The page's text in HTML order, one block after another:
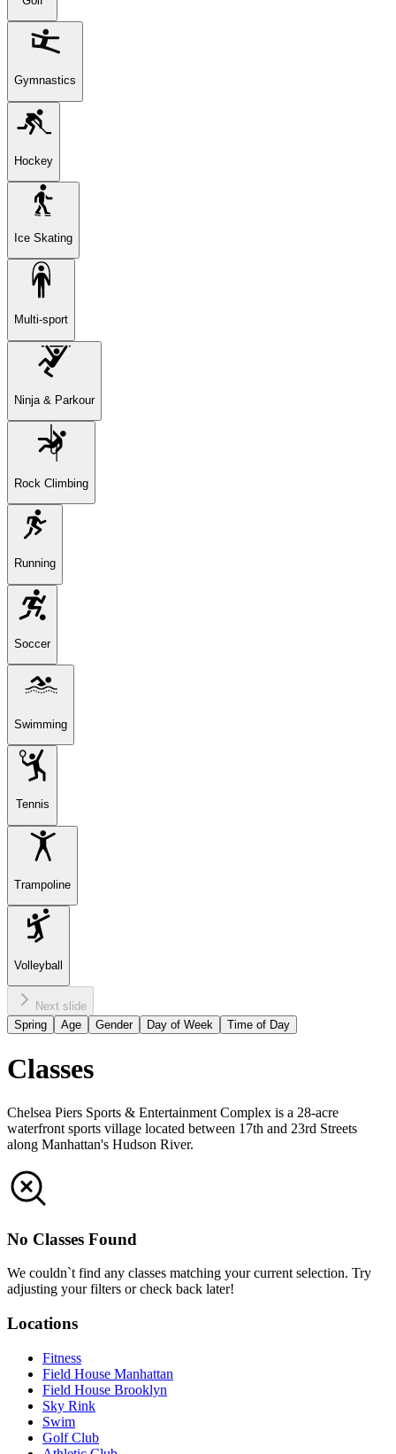
Gymnastics
Hockey
Ice Skating
Multi-sport
Ninja & Parkour
Rock Climbing
Running
Soccer
Swimming
Tennis
Trampoline
Volleyball
Next slide
Spring
Age Gender Day of Week Time of Day
Classes​​​​‌ ‍ ​‍​‍‌‍ ‌ ​‍‌‍‍‌‌‍‌ ‌‍‍‌‌‍ ‍​‍​‍​ ‍‍​‍​‍‌ ​ ‌‍​‌‌‍ ‍‌‍‍‌‌ ‌​‌ ‍‌​‍ ‍‌‍‍‌‌‍ ​‍​‍​‍ ​​‍​‍‌‍‍​‌ ​‍‌‍‌‌‌‍‌‍​‍​‍​ ‍‍​‍​‍‌‍‍​‌ ‌​‌ ‌​‌ ​​‌ ​ ​ ‍‍​‍ ​‍ ‌‍​ ‌‍‍​‌‍‌‌‌‍ ​‌ ​ ‌‍‌‌‌‍​‌‌ ​​‌‍‍‌‌‍‌‌‌ ​‍‌ ​ ​‍ ‍‌ ​ ‌‍​‌‌‍ ‍‌‍‍‌‌ ‌​‌ ‍‌​‍ ‍‌ ​ ‌ ‌​‌ ‌‌‌‍‌​‌‍‍‌‌‍ ​‍ ‌‍‍‌‌‍ ‍‌ ‌​‌‍‌‌‌‍ ‍‌ ‌​​‍ ‌‍‌‌‌‍‌​‌‍‍‌‌ ‌​​‍ ‌‍ ‌‌‍ ‌‍‌​‌‍‌‌​ ‌‌ ​​‌ ​‍‌‍‌‌‌ ​ ‌‍‌‌‌‍ ‍‌ ‌​‌‍​‌‌ ‌​‌‍‍‌‌‍ ‌‍ ‍​ ‍ ‌‍‍‌‌‍‌​​ ‌‌‍​ ‌‍ ​‌‍​‌‌ ​ ‌ ​ ‌‍‌‌‌ ​ ‌​‍‌‌‍ ‍‌‍‌​‌‍‌‌‌ ‍​​‍ ‌‌‍​ ‌‍‌​‌‍‌‍​ ‌​‌‍‌‌‌‍‌‌​ ​ ​ ‍​​‍ ‌​ ‌ ​ ‍‌‌‍‌‍​ ‌‍​‍ ‌​ ‌​​ ​‌​ ‌​​ ​​​‍ ‌‌‍​‍‌‍‌​​ ​‍‌‍‌‍​‍ ‌​ ‍‌​ ​‌​ ‌‍​ ​ ​ ​‍‌‍‌​​ ‌ ‌‍‌​‌‍‌‍‌‍‌‌‌‍‌‍‌‍​‌​ ‍ ‌ ‌​‌ ‍‌‌ ​​‌‍‌‌​ ‌‌‍​ ‌‍ ​‌‍​‌‌ ​ ‌ ​ ‌‍‌‌‌ ​ ‌​‍‌‌‍ ‍‌‍‌​‌‍‌‌‌ ‍​​ ‍ ‌ ​​‌‍​‌‌ ‌​‌‍‍​​ ‌‌ ‌​‌‍‍‌‌ ‌​‌‍ ​‌‍‌‌​ ‌‍​‍‌‍​‌‌ ​ ‌‍‌‌‌‌‌‌‌ ​‍‌‍ ​​ ‌‌‍‍​‌ ‌​‌ ‌​‌ ​​‌ ​ ​‍‌‌​ ​ ‌​​‌​‍‌‌​ ​‍‌​‌‍​‍‌‌​ ​‍‌​‌‍‌‍​ ‌‍‍​‌‍‌‌‌‍ ​‌ ​ ‌‍‌‌‌‍​‌‌ ​​‌‍‍‌‌‍‌‌‌ ​‍‌ ​ ​‍ ‍‌ ​ ‌‍​‌‌‍ ‍‌‍‍‌‌ ‌​‌ ‍‌​‍ ‍‌ ​ ‌ ‌​‌ ‌‌‌‍‌​‌‍‍‌‌‍ ​‍‌‍‌‍‍‌‌‍‌​​ ‌‌‍​ ‌‍ ​‌‍​‌‌ ​ ‌ ​ ‌‍‌‌‌ ​ ‌​‍‌‌‍ ‍‌‍‌​‌‍‌‌‌ ‍​​‍ ‌‌‍​ ‌‍‌​‌‍‌‍​ ‌​‌‍‌‌‌‍‌‌​ ​ ​ ‍​​‍ ‌​ ‌ ​ ‍‌‌‍‌‍​ ‌‍​‍ ‌​ ‌​​ ​‌​ ‌​​ ​​​‍ ‌‌‍​‍‌‍‌​​ ​‍‌‍‌‍​‍ ‌​ ‍‌​ ​‌​ ‌‍​ ​ ​ ​‍‌‍‌​​ ‌ ‌‍‌​‌‍‌‍‌‍‌‌‌‍‌‍‌‍​‌​‍‌‍‌ ‌​‌ ‍‌‌ ​​‌‍‌‌​ ‌‌‍​ ‌‍ ​‌‍​‌‌ ​ ‌ ​ ‌‍‌‌‌ ​ ‌​‍‌‌‍ ‍‌‍‌​‌‍‌‌‌ ‍​​‍‌‍‌ ​​‌‍​‌‌ ‌​‌‍‍​​ ‌‌ ‌​‌‍‍‌‌ ‌​‌‍ ​‌‍‌‌​‍‌‍‌ ​​‌‍‌‌‌ ​‍‌ ​ ‌ ​​‌‍‌‌‌‍​ ‌ ‌​‌‍‍‌‌ ‌‍‌‍‌‌​ ‌‌ ​​‌ ‌‌‌‍​‍‌‍ ​‌‍‍‌‌ ​ ‌‍‍​‌‍‌‌‌‍‌​​‍​‍‌ ‌
Chelsea Piers Sports & Entertainment Complex is a 28-acre
waterfront sports village located between 17th and 23rd Streets
along Manhattan's Hudson River. ​​​​‌ ‍ ​‍​‍‌‍ ‌ ​‍‌‍‍‌‌‍‌ ‌‍‍‌‌‍ ‍​‍​‍​ ‍‍​‍​‍‌ ​ ‌‍​‌‌‍ ‍‌‍‍‌‌ ‌​‌ ‍‌​‍ ‍‌‍‍‌‌‍ ​‍​‍​‍ ​​‍​‍‌‍‍​‌ ​‍‌‍‌‌‌‍‌‍​‍​‍​ ‍‍​‍​‍‌‍‍​‌ ‌​‌ ‌​‌ ​​‌ ​ ​ ‍‍​‍ ​‍ ‌‍​ ‌‍‍​‌‍‌‌‌‍ ​‌ ​ ‌‍‌‌‌‍​‌‌ ​​‌‍‍‌‌‍‌‌‌ ​‍‌ ​ ​‍ ‍‌ ​ ‌‍​‌‌‍ ‍‌‍‍‌‌ ‌​‌ ‍‌​‍ ‍‌ ​ ‌ ‌​‌ ‌‌‌‍‌​‌‍‍‌‌‍ ​‍ ‌‍‍‌‌‍ ‍‌ ‌​‌‍‌‌‌‍ ‍‌ ‌​​‍ ‌‍‌‌‌‍‌​‌‍‍‌‌ ‌​​‍ ‌‍ ‌‌‍ ‌‍‌​‌‍‌‌​ ‌‌ ​​‌ ​‍‌‍‌‌‌ ​ ‌‍‌‌‌‍ ‍‌ ‌​‌‍​‌‌ ‌​‌‍‍‌‌‍ ‌‍ ‍​ ‍ ‌‍‍‌‌‍‌​​ ‌‌‍​ ‌‍‌​‌‍‌‍​ ‌​‌‍‌‌‌‍‌‌​ ​ ​ ‍​​‍ ‌​ ‌ ​ ‍‌‌‍‌‍​ ‌‍​‍ ‌​ ‌​​ ​‌​ ‌​​ ​​​‍ ‌‌‍​‍‌‍‌​​ ​‍‌‍‌‍​‍ ‌​ ‍‌​ ​‌​ ‌‍​ ​ ​ ​‍‌‍‌​​ ‌ ‌‍‌​‌‍‌‍‌‍‌‌‌‍‌‍‌‍​‌​ ‍ ‌ ‌​‌ ‍‌‌ ​​‌‍‌‌​ ‌‌ ‌‍‌‍‌‌‌‍ ‍‌ ‌‌‌‍‌‌​ ‍ ‌ ​​‌‍​‌‌ ‌​‌‍‍​​ ‌‌‍‌​‌‍‌‌‌ ​ ‌‍​ ‌ ​‍‌‍‍‌‌ ​​‌ ‌​‌‍‍‌‌‍ ‌‍ ‍​ ‌‍​‍‌‍​‌‌ ​ ‌‍‌‌‌‌‌‌‌ ​‍‌‍ ​​ ‌‌‍‍​‌ ‌​‌ ‌​‌ ​​‌ ​ ​‍‌‌​ ​ ‌​​‌​‍‌‌​ ​‍‌​‌‍​‍‌‌​ ​‍‌​‌‍‌‍​ ‌‍‍​‌‍‌‌‌‍ ​‌ ​ ‌‍‌‌‌‍​‌‌ ​​‌‍‍‌‌‍‌‌‌ ​‍‌ ​ ​‍ ‍‌ ​ ‌‍​‌‌‍ ‍‌‍‍‌‌ ‌​‌ ‍‌​‍ ‍‌ ​ ‌ ‌​‌ ‌‌‌‍‌​‌‍‍‌‌‍ ​‍‌‍‌‍‍‌‌‍‌​​ ‌‌‍​ ‌‍‌​‌‍‌‍​ ‌​‌‍‌‌‌‍‌‌​ ​ ​ ‍​​‍ ‌​ ‌ ​ ‍‌‌‍‌‍​ ‌‍​‍ ‌​ ‌​​ ​‌​ ‌​​ ​​​‍ ‌‌‍​‍‌‍‌​​ ​‍‌‍‌‍​‍ ‌​ ‍‌​ ​‌​ ‌‍​ ​ ​ ​‍‌‍‌​​ ‌ ‌‍‌​‌‍‌‍‌‍‌‌‌‍‌‍‌‍​‌​‍‌‍‌ ‌​‌ ‍‌‌ ​​‌‍‌‌​ ‌‌ ‌‍‌‍‌‌‌‍ ‍‌ ‌‌‌‍‌‌​‍‌‍‌ ​​‌‍​‌‌ ‌​‌‍‍​​ ‌‌‍‌​‌‍‌‌‌ ​ ‌‍​ ‌ ​‍‌‍‍‌‌ ​​‌ ‌​‌‍‍‌‌‍ ‌‍ ‍​‍‌‍‌ ​​‌‍‌‌‌ ​‍‌ ​ ‌ ​​‌‍‌‌‌‍​ ‌ ‌​‌‍‍‌‌ ‌‍‌‍‌‌​ ‌‌ ​​‌ ‌‌‌‍​‍‌‍ ​‌‍‍‌‌ ​ ‌‍‍​‌‍‌‌‌‍‌​​‍​‍‌ ‌
No Classes Found
We couldn`t find any classes matching your current selection. Try
adjusting your filters or check back later!
Locations​​​​‌ ‍ ​‍​‍‌‍ ‌ ​‍‌‍‍‌‌‍‌ ‌‍‍‌‌‍ ‍​‍​‍​ ‍‍​‍​‍‌ ​ ‌‍​‌‌‍ ‍‌‍‍‌‌ ‌​‌ ‍‌​‍ ‍‌‍‍‌‌‍ ​‍​‍​‍ ​​‍​‍‌‍‍​‌ ​‍‌‍‌‌‌‍‌‍​‍​‍​ ‍‍​‍​‍‌‍‍​‌ ‌​‌ ‌​‌ ​​‌ ​ ​ ‍‍​‍ ​‍ ‌‍​ ‌‍‍​‌‍‌‌‌‍ ​‌ ​ ‌‍‌‌‌‍​‌‌ ​​‌‍‍‌‌‍‌‌‌ ​‍‌ ​ ​‍ ‍‌ ​ ‌‍​‌‌‍ ‍‌‍‍‌‌ ‌​‌ ‍‌​‍ ‍‌ ​ ‌ ‌​‌ ‌‌‌‍‌​‌‍‍‌‌‍ ​‍ ‌‍‍‌‌‍ ‍‌ ‌​‌‍‌‌‌‍ ‍‌ ‌​​‍ ‌‍‌‌‌‍‌​‌‍‍‌‌ ‌​​‍ ‌‍ ‌‌‍ ‌‍‌​‌‍‌‌​ ‌‌ ​​‌ ​‍‌‍‌‌‌ ​ ‌‍‌‌‌‍ ‍‌ ‌​‌‍​‌‌ ‌​‌‍‍‌‌‍ ‌‍ ‍​ ‍ ‌‍‍‌‌‍‌​​ ‌‌‍‌‍‌‍ ‌‍ ‌ ‌​‌‍‌‌‌ ​‍​ ‍ ‌ ‌​‌ ‍‌‌ ​​‌‍‌‌​ ‌‌‍‌‍‌‍ ‌‍ ‌ ‌​‌‍‌‌‌ ​‍​ ‍ ‌ ​​‌‍​‌‌ ‌​‌‍‍​​ ‌‌‍​ ‌‍ ‌‍ ​‌ ‌‌‌‍ ‌‌‍ ‍‌ ​ ​‍‌‌​ ‌‌‌​​‍‌‌ ‌‍‍ ‌‍‌‌‌ ‍‌​‍‌‌​ ​ ‌​‌​​‍‌‌​ ​ ‌​‌​​‍‌‌​ ​‍​ ​‍‌‍‌‌‌‍​‍​ ​‍​ ‍​‌‍​ ​ ‌‌‌‍​ ‌‍​ ‌‍‌‌‌‍​‍‌‍​‌​ ​‌​‍‌‌​ ​‍​ ​‍​‍‌‌​ ‌‌‌​‌​​‍ ‍‌ ‌​‌‍‍‌‌ ‌​‌‍ ​‌‍‌‌​ ‌‍​‍‌‍​‌‌ ​ ‌‍‌‌‌‌‌‌‌ ​‍‌‍ ​​ ‌‌‍‍​‌ ‌​‌ ‌​‌ ​​‌ ​ ​‍‌‌​ ​ ‌​​‌​‍‌‌​ ​‍‌​‌‍​‍‌‌​ ​‍‌​‌‍‌‍​ ‌‍‍​‌‍‌‌‌‍ ​‌ ​ ‌‍‌‌‌‍​‌‌ ​​‌‍‍‌‌‍‌‌‌ ​‍‌ ​ ​‍ ‍‌ ​ ‌‍​‌‌‍ ‍‌‍‍‌‌ ‌​‌ ‍‌​‍ ‍‌ ​ ‌ ‌​‌ ‌‌‌‍‌​‌‍‍‌‌‍ ​‍‌‍‌‍‍‌‌‍‌​​ ‌‌‍‌‍‌‍ ‌‍ ‌ ‌​‌‍‌‌‌ ​‍​‍‌‍‌ ‌​‌ ‍‌‌ ​​‌‍‌‌​ ‌‌‍‌‍‌‍ ‌‍ ‌ ‌​‌‍‌‌‌ ​‍​‍‌‍‌ ​​‌‍​‌‌ ‌​‌‍‍​​ ‌‌‍​ ‌‍ ‌‍ ​‌ ‌‌‌‍ ‌‌‍ ‍‌ ​ ​‍‌‌​ ‌‌‌​​‍‌‌ ‌‍‍ ‌‍‌‌‌ ‍‌​‍‌‌​ ​ ‌​‌​​‍‌‌​ ​ ‌​‌​​‍‌‌​ ​‍​ ​‍‌‍‌‌‌‍​‍​ ​‍​ ‍​‌‍​ ​ ‌‌‌‍​ ‌‍​ ‌‍‌‌‌‍​‍‌‍​‌​ ​‌​‍‌‌​ ​‍​ ​‍​‍‌‌​ ‌‌‌​‌​​‍ ‍‌ ‌​‌‍‍‌‌ ‌​‌‍ ​‌‍‌‌​‍‌‍‌ ​​‌‍‌‌‌ ​‍‌ ​ ‌ ​​‌‍‌‌‌‍​ ‌ ‌​‌‍‍‌‌ ‌‍‌‍‌‌​ ‌‌ ​​‌ ‌‌‌‍​‍‌‍ ​‌‍‍‌‌ ​ ‌‍‍​‌‍‌‌‌‍‌​​‍​‍‌ ‌
Fitness​​​​‌ ‍ ​‍​‍‌‍ ‌ ​‍‌‍‍‌‌‍‌ ‌‍‍‌‌‍ ‍​‍​‍​ ‍‍​‍​‍‌ ​ ‌‍​‌‌‍ ‍‌‍‍‌‌ ‌​‌ ‍‌​‍ ‍‌‍‍‌‌‍ ​‍​‍​‍ ​​‍​‍‌‍‍​‌ ​‍‌‍‌‌‌‍‌‍​‍​‍​ ‍‍​‍​‍‌‍‍​‌ ‌​‌ ‌​‌ ​​‌ ​ ​ ‍‍​‍ ​‍ ‌‍​ ‌‍‍​‌‍‌‌‌‍ ​‌ ​ ‌‍‌‌‌‍​‌‌ ​​‌‍‍‌‌‍‌‌‌ ​‍‌ ​ ​‍ ‍‌ ​ ‌‍​‌‌‍ ‍‌‍‍‌‌ ‌​‌ ‍‌​‍ ‍‌ ​ ‌ ‌​‌ ‌‌‌‍‌​‌‍‍‌‌‍ ​‍ ‌‍‍‌‌‍ ‍‌ ‌​‌‍‌‌‌‍ ‍‌ ‌​​‍ ‌‍‌‌‌‍‌​‌‍‍‌‌ ‌​​‍ ‌‍ ‌‌‍ ‌‍‌​‌‍‌‌​ ‌‌ ​​‌ ​‍‌‍‌‌‌ ​ ‌‍‌‌‌‍ ‍‌ ‌​‌‍​‌‌ ‌​‌‍‍‌‌‍ ‌‍ ‍​ ‍ ‌‍‍‌‌‍‌​​ ‌‌‍‌‍‌‍ ‌‍ ‌ ‌​‌‍‌‌‌ ​‍​ ‍ ‌ ‌​‌ ‍‌‌ ​​‌‍‌‌​ ‌‌‍‌‍‌‍ ‌‍ ‌ ‌​‌‍‌‌‌ ​‍​ ‍ ‌ ​​‌‍​‌‌ ‌​‌‍‍​​ ‌‌‍​ ‌‍ ‌‍ ​‌ ‌‌‌‍ ‌‌‍ ‍‌ ​ ​‍‌‌​ ‌‌‌​​‍‌‌ ‌‍‍ ‌‍‌‌‌ ‍‌​‍‌‌​ ​ ‌​‌​​‍‌‌​ ​ ‌​‌​​‍‌‌​ ​‍​ ​‍‌‍‌‌‌‍​‍​ ​‍​ ‍​‌‍​ ​ ‌‌‌‍​ ‌‍​ ‌‍‌‌‌‍​‍‌‍​‌​ ​‌​‍‌‌​ ​‍​ ​‍​‍‌‌​ ‌‌‌​‌​​‍ ‍‌‍ ​‌‍‍‌‌‍ ‍‌‍‍ ‌ ​ ​‍‌‌​ ‌‌‌​​‍‌‌ ‌‍‍ ‌‍‌‌‌ ‍‌​‍‌‌​ ​ ‌​‌​​‍‌‌​ ​ ‌​‌​​‍‌‌​ ​‍​ ​‍​ ​‍​ ​ ​ ​ ‌‍​ ‌‍‌‌​ ‍​​ ‌‍​ ​‌​ ‌​‌‍​‌‌‍​ ​ ‍‌​‍‌‌​ ​‍​ ​‍​‍‌‌​ ‌‌‌​‌​​‍ ‍‌‍ ‍‌‍​‌‌‍ ‌‌‍‌‌​ ‌‍​‍‌‍​‌‌ ​ ‌‍‌‌‌‌‌‌‌ ​‍‌‍ ​​ ‌‌‍‍​‌ ‌​‌ ‌​‌ ​​‌ ​ ​‍‌‌​ ​ ‌​​‌​‍‌‌​ ​‍‌​‌‍​‍‌‌​ ​‍‌​‌‍‌‍​ ‌‍‍​‌‍‌‌‌‍ ​‌ ​ ‌‍‌‌‌‍​‌‌ ​​‌‍‍‌‌‍‌‌‌ ​‍‌ ​ ​‍ ‍‌ ​ ‌‍​‌‌‍ ‍‌‍‍‌‌ ‌​‌ ‍‌​‍ ‍‌ ​ ‌ ‌​‌ ‌‌‌‍‌​‌‍‍‌‌‍ ​‍‌‍‌‍‍‌‌‍‌​​ ‌‌‍‌‍‌‍ ‌‍ ‌ ‌​‌‍‌‌‌ ​‍​‍‌‍‌ ‌​‌ ‍‌‌ ​​‌‍‌‌​ ‌‌‍‌‍‌‍ ‌‍ ‌ ‌​‌‍‌‌‌ ​‍​‍‌‍‌ ​​‌‍​‌‌ ‌​‌‍‍​​ ‌‌‍​ ‌‍ ‌‍ ​‌ ‌‌‌‍ ‌‌‍ ‍‌ ​ ​‍‌‌​ ‌‌‌​​‍‌‌ ‌‍‍ ‌‍‌‌‌ ‍‌​‍‌‌​ ​ ‌​‌​​‍‌‌​ ​ ‌​‌​​‍‌‌​ ​‍​ ​‍‌‍‌‌‌‍​‍​ ​‍​ ‍​‌‍​ ​ ‌‌‌‍​ ‌‍​ ‌‍‌‌‌‍​‍‌‍​‌​ ​‌​‍‌‌​ ​‍​ ​‍​‍‌‌​ ‌‌‌​‌​​‍ ‍‌‍ ​‌‍‍‌‌‍ ‍‌‍‍ ‌ ​ ​‍‌‌​ ‌‌‌​​‍‌‌ ‌‍‍ ‌‍‌‌‌ ‍‌​‍‌‌​ ​ ‌​‌​​‍‌‌​ ​ ‌​‌​​‍‌‌​ ​‍​ ​‍​ ​‍​ ​ ​ ​ ‌‍​ ‌‍‌‌​ ‍​​ ‌‍​ ​‌​ ‌​‌‍​‌‌‍​ ​ ‍‌​‍‌‌​ ​‍​ ​‍​‍‌‌​ ‌‌‌​‌​​‍ ‍‌‍ ‍‌‍​‌‌‍ ‌‌‍‌‌​‍‌‍‌ ​​‌‍‌‌‌ ​‍‌ ​ ‌ ​​‌‍‌‌‌‍​ ‌ ‌​‌‍‍‌‌ ‌‍‌‍‌‌​ ‌‌ ​​‌ ‌‌‌‍​‍‌‍ ​‌‍‍‌‌ ​ ‌‍‍​‌‍‌‌‌‍‌​​‍​‍‌ ‌
Field House Manhattan​​​​‌ ‍ ​‍​‍‌‍ ‌ ​‍‌‍‍‌‌‍‌ ‌‍‍‌‌‍ ‍​‍​‍​ ‍‍​‍​‍‌ ​ ‌‍​‌‌‍ ‍‌‍‍‌‌ ‌​‌ ‍‌​‍ ‍‌‍‍‌‌‍ ​‍​‍​‍ ​​‍​‍‌‍‍​‌ ​‍‌‍‌‌‌‍‌‍​‍​‍​ ‍‍​‍​‍‌‍‍​‌ ‌​‌ ‌​‌ ​​‌ ​ ​ ‍‍​‍ ​‍ ‌‍​ ‌‍‍​‌‍‌‌‌‍ ​‌ ​ ‌‍‌‌‌‍​‌‌ ​​‌‍‍‌‌‍‌‌‌ ​‍‌ ​ ​‍ ‍‌ ​ ‌‍​‌‌‍ ‍‌‍‍‌‌ ‌​‌ ‍‌​‍ ‍‌ ​ ‌ ‌​‌ ‌‌‌‍‌​‌‍‍‌‌‍ ​‍ ‌‍‍‌‌‍ ‍‌ ‌​‌‍‌‌‌‍ ‍‌ ‌​​‍ ‌‍‌‌‌‍‌​‌‍‍‌‌ ‌​​‍ ‌‍ ‌‌‍ ‌‍‌​‌‍‌‌​ ‌‌ ​​‌ ​‍‌‍‌‌‌ ​ ‌‍‌‌‌‍ ‍‌ ‌​‌‍​‌‌ ‌​‌‍‍‌‌‍ ‌‍ ‍​ ‍ ‌‍‍‌‌‍‌​​ ‌‌‍‌‍‌‍ ‌‍ ‌ ‌​‌‍‌‌‌ ​‍​ ‍ ‌ ‌​‌ ‍‌‌ ​​‌‍‌‌​ ‌‌‍‌‍‌‍ ‌‍ ‌ ‌​‌‍‌‌‌ ​‍​ ‍ ‌ ​​‌‍​‌‌ ‌​‌‍‍​​ ‌‌‍​ ‌‍ ‌‍ ​‌ ‌‌‌‍ ‌‌‍ ‍‌ ​ ​‍‌‌​ ‌‌‌​​‍‌‌ ‌‍‍ ‌‍‌‌‌ ‍‌​‍‌‌​ ​ ‌​‌​​‍‌‌​ ​ ‌​‌​​‍‌‌​ ​‍​ ​‍‌‍‌‌‌‍​‍​ ​‍​ ‍​‌‍​ ​ ‌‌‌‍​ ‌‍​ ‌‍‌‌‌‍​‍‌‍​‌​ ​‌​‍‌‌​ ​‍​ ​‍​‍‌‌​ ‌‌‌​‌​​‍ ‍‌‍ ​‌‍‍‌‌‍ ‍‌‍‍ ‌ ​ ​‍‌‌​ ‌‌‌​​‍‌‌ ‌‍‍ ‌‍‌‌‌ ‍‌​‍‌‌​ ​ ‌​‌​​‍‌‌​ ​ ‌​‌​​‍‌‌​ ​‍​ ​‍​ ​‌​ ​ ​ ​‌‌‍​‍​ ​​​ ​‌‌‍​‌​ ‌ ​ ​‍​ ​‍​ ‌‍​ ‌​​‍‌‌​ ​‍​ ​‍​‍‌‌​ ‌‌‌​‌​​‍ ‍‌‍ ‍‌‍​‌‌‍ ‌‌‍‌‌​ ‌‍​‍‌‍​‌‌ ​ ‌‍‌‌‌‌‌‌‌ ​‍‌‍ ​​ ‌‌‍‍​‌ ‌​‌ ‌​‌ ​​‌ ​ ​‍‌‌​ ​ ‌​​‌​‍‌‌​ ​‍‌​‌‍​‍‌‌​ ​‍‌​‌‍‌‍​ ‌‍‍​‌‍‌‌‌‍ ​‌ ​ ‌‍‌‌‌‍​‌‌ ​​‌‍‍‌‌‍‌‌‌ ​‍‌ ​ ​‍ ‍‌ ​ ‌‍​‌‌‍ ‍‌‍‍‌‌ ‌​‌ ‍‌​‍ ‍‌ ​ ‌ ‌​‌ ‌‌‌‍‌​‌‍‍‌‌‍ ​‍‌‍‌‍‍‌‌‍‌​​ ‌‌‍‌‍‌‍ ‌‍ ‌ ‌​‌‍‌‌‌ ​‍​‍‌‍‌ ‌​‌ ‍‌‌ ​​‌‍‌‌​ ‌‌‍‌‍‌‍ ‌‍ ‌ ‌​‌‍‌‌‌ ​‍​‍‌‍‌ ​​‌‍​‌‌ ‌​‌‍‍​​ ‌‌‍​ ‌‍ ‌‍ ​‌ ‌‌‌‍ ‌‌‍ ‍‌ ​ ​‍‌‌​ ‌‌‌​​‍‌‌ ‌‍‍ ‌‍‌‌‌ ‍‌​‍‌‌​ ​ ‌​‌​​‍‌‌​ ​ ‌​‌​​‍‌‌​ ​‍​ ​‍‌‍‌‌‌‍​‍​ ​‍​ ‍​‌‍​ ​ ‌‌‌‍​ ‌‍​ ‌‍‌‌‌‍​‍‌‍​‌​ ​‌​‍‌‌​ ​‍​ ​‍​‍‌‌​ ‌‌‌​‌​​‍ ‍‌‍ ​‌‍‍‌‌‍ ‍‌‍‍ ‌ ​ ​‍‌‌​ ‌‌‌​​‍‌‌ ‌‍‍ ‌‍‌‌‌ ‍‌​‍‌‌​ ​ ‌​‌​​‍‌‌​ ​ ‌​‌​​‍‌‌​ ​‍​ ​‍​ ​‌​ ​ ​ ​‌‌‍​‍​ ​​​ ​‌‌‍​‌​ ‌ ​ ​‍​ ​‍​ ‌‍​ ‌​​‍‌‌​ ​‍​ ​‍​‍‌‌​ ‌‌‌​‌​​‍ ‍‌‍ ‍‌‍​‌‌‍ ‌‌‍‌‌​‍‌‍‌ ​​‌‍‌‌‌ ​‍‌ ​ ‌ ​​‌‍‌‌‌‍​ ‌ ‌​‌‍‍‌‌ ‌‍‌‍‌‌​ ‌‌ ​​‌ ‌‌‌‍​‍‌‍ ​‌‍‍‌‌ ​ ‌‍‍​‌‍‌‌‌‍‌​​‍​‍‌ ‌
Field House Brooklyn​​​​‌ ‍ ​‍​‍‌‍ ‌ ​‍‌‍‍‌‌‍‌ ‌‍‍‌‌‍ ‍​‍​‍​ ‍‍​‍​‍‌ ​ ‌‍​‌‌‍ ‍‌‍‍‌‌ ‌​‌ ‍‌​‍ ‍‌‍‍‌‌‍ ​‍​‍​‍ ​​‍​‍‌‍‍​‌ ​‍‌‍‌‌‌‍‌‍​‍​‍​ ‍‍​‍​‍‌‍‍​‌ ‌​‌ ‌​‌ ​​‌ ​ ​ ‍‍​‍ ​‍ ‌‍​ ‌‍‍​‌‍‌‌‌‍ ​‌ ​ ‌‍‌‌‌‍​‌‌ ​​‌‍‍‌‌‍‌‌‌ ​‍‌ ​ ​‍ ‍‌ ​ ‌‍​‌‌‍ ‍‌‍‍‌‌ ‌​‌ ‍‌​‍ ‍‌ ​ ‌ ‌​‌ ‌‌‌‍‌​‌‍‍‌‌‍ ​‍ ‌‍‍‌‌‍ ‍‌ ‌​‌‍‌‌‌‍ ‍‌ ‌​​‍ ‌‍‌‌‌‍‌​‌‍‍‌‌ ‌​​‍ ‌‍ ‌‌‍ ‌‍‌​‌‍‌‌​ ‌‌ ​​‌ ​‍‌‍‌‌‌ ​ ‌‍‌‌‌‍ ‍‌ ‌​‌‍​‌‌ ‌​‌‍‍‌‌‍ ‌‍ ‍​ ‍ ‌‍‍‌‌‍‌​​ ‌‌‍‌‍‌‍ ‌‍ ‌ ‌​‌‍‌‌‌ ​‍​ ‍ ‌ ‌​‌ ‍‌‌ ​​‌‍‌‌​ ‌‌‍‌‍‌‍ ‌‍ ‌ ‌​‌‍‌‌‌ ​‍​ ‍ ‌ ​​‌‍​‌‌ ‌​‌‍‍​​ ‌‌‍​ ‌‍ ‌‍ ​‌ ‌‌‌‍ ‌‌‍ ‍‌ ​ ​‍‌‌​ ‌‌‌​​‍‌‌ ‌‍‍ ‌‍‌‌‌ ‍‌​‍‌‌​ ​ ‌​‌​​‍‌‌​ ​ ‌​‌​​‍‌‌​ ​‍​ ​‍‌‍‌‌‌‍​‍​ ​‍​ ‍​‌‍​ ​ ‌‌‌‍​ ‌‍​ ‌‍‌‌‌‍​‍‌‍​‌​ ​‌​‍‌‌​ ​‍​ ​‍​‍‌‌​ ‌‌‌​‌​​‍ ‍‌‍ ​‌‍‍‌‌‍ ‍‌‍‍ ‌ ​ ​‍‌‌​ ‌‌‌​​‍‌‌ ‌‍‍ ‌‍‌‌‌ ‍‌​‍‌‌​ ​ ‌​‌​​‍‌‌​ ​ ‌​‌​​‍‌‌​ ​‍​ ​‍​ ‌‍​ ‍​​ ‌ ‌‍‌​​ ​‌​ ​‍​ ‌‌​ ‌‍​ ​‍​ ​‌‌‍​ ​ ​‌​‍‌‌​ ​‍​ ​‍​‍‌‌​ ‌‌‌​‌​​‍ ‍‌‍ ‍‌‍​‌‌‍ ‌‌‍‌‌​ ‌‍​‍‌‍​‌‌ ​ ‌‍‌‌‌‌‌‌‌ ​‍‌‍ ​​ ‌‌‍‍​‌ ‌​‌ ‌​‌ ​​‌ ​ ​‍‌‌​ ​ ‌​​‌​‍‌‌​ ​‍‌​‌‍​‍‌‌​ ​‍‌​‌‍‌‍​ ‌‍‍​‌‍‌‌‌‍ ​‌ ​ ‌‍‌‌‌‍​‌‌ ​​‌‍‍‌‌‍‌‌‌ ​‍‌ ​ ​‍ ‍‌ ​ ‌‍​‌‌‍ ‍‌‍‍‌‌ ‌​‌ ‍‌​‍ ‍‌ ​ ‌ ‌​‌ ‌‌‌‍‌​‌‍‍‌‌‍ ​‍‌‍‌‍‍‌‌‍‌​​ ‌‌‍‌‍‌‍ ‌‍ ‌ ‌​‌‍‌‌‌ ​‍​‍‌‍‌ ‌​‌ ‍‌‌ ​​‌‍‌‌​ ‌‌‍‌‍‌‍ ‌‍ ‌ ‌​‌‍‌‌‌ ​‍​‍‌‍‌ ​​‌‍​‌‌ ‌​‌‍‍​​ ‌‌‍​ ‌‍ ‌‍ ​‌ ‌‌‌‍ ‌‌‍ ‍‌ ​ ​‍‌‌​ ‌‌‌​​‍‌‌ ‌‍‍ ‌‍‌‌‌ ‍‌​‍‌‌​ ​ ‌​‌​​‍‌‌​ ​ ‌​‌​​‍‌‌​ ​‍​ ​‍‌‍‌‌‌‍​‍​ ​‍​ ‍​‌‍​ ​ ‌‌‌‍​ ‌‍​ ‌‍‌‌‌‍​‍‌‍​‌​ ​‌​‍‌‌​ ​‍​ ​‍​‍‌‌​ ‌‌‌​‌​​‍ ‍‌‍ ​‌‍‍‌‌‍ ‍‌‍‍ ‌ ​ ​‍‌‌​ ‌‌‌​​‍‌‌ ‌‍‍ ‌‍‌‌‌ ‍‌​‍‌‌​ ​ ‌​‌​​‍‌‌​ ​ ‌​‌​​‍‌‌​ ​‍​ ​‍​ ‌‍​ ‍​​ ‌ ‌‍‌​​ ​‌​ ​‍​ ‌‌​ ‌‍​ ​‍​ ​‌‌‍​ ​ ​‌​‍‌‌​ ​‍​ ​‍​‍‌‌​ ‌‌‌​‌​​‍ ‍‌‍ ‍‌‍​‌‌‍ ‌‌‍‌‌​‍‌‍‌ ​​‌‍‌‌‌ ​‍‌ ​ ‌ ​​‌‍‌‌‌‍​ ‌ ‌​‌‍‍‌‌ ‌‍‌‍‌‌​ ‌‌ ​​‌ ‌‌‌‍​‍‌‍ ​‌‍‍‌‌ ​ ‌‍‍​‌‍‌‌‌‍‌​​‍​‍‌ ‌
Sky Rink​​​​‌ ‍ ​‍​‍‌‍ ‌ ​‍‌‍‍‌‌‍‌ ‌‍‍‌‌‍ ‍​‍​‍​ ‍‍​‍​‍‌ ​ ‌‍​‌‌‍ ‍‌‍‍‌‌ ‌​‌ ‍‌​‍ ‍‌‍‍‌‌‍ ​‍​‍​‍ ​​‍​‍‌‍‍​‌ ​‍‌‍‌‌‌‍‌‍​‍​‍​ ‍‍​‍​‍‌‍‍​‌ ‌​‌ ‌​‌ ​​‌ ​ ​ ‍‍​‍ ​‍ ‌‍​ ‌‍‍​‌‍‌‌‌‍ ​‌ ​ ‌‍‌‌‌‍​‌‌ ​​‌‍‍‌‌‍‌‌‌ ​‍‌ ​ ​‍ ‍‌ ​ ‌‍​‌‌‍ ‍‌‍‍‌‌ ‌​‌ ‍‌​‍ ‍‌ ​ ‌ ‌​‌ ‌‌‌‍‌​‌‍‍‌‌‍ ​‍ ‌‍‍‌‌‍ ‍‌ ‌​‌‍‌‌‌‍ ‍‌ ‌​​‍ ‌‍‌‌‌‍‌​‌‍‍‌‌ ‌​​‍ ‌‍ ‌‌‍ ‌‍‌​‌‍‌‌​ ‌‌ ​​‌ ​‍‌‍‌‌‌ ​ ‌‍‌‌‌‍ ‍‌ ‌​‌‍​‌‌ ‌​‌‍‍‌‌‍ ‌‍ ‍​ ‍ ‌‍‍‌‌‍‌​​ ‌‌‍‌‍‌‍ ‌‍ ‌ ‌​‌‍‌‌‌ ​‍​ ‍ ‌ ‌​‌ ‍‌‌ ​​‌‍‌‌​ ‌‌‍‌‍‌‍ ‌‍ ‌ ‌​‌‍‌‌‌ ​‍​ ‍ ‌ ​​‌‍​‌‌ ‌​‌‍‍​​ ‌‌‍​ ‌‍ ‌‍ ​‌ ‌‌‌‍ ‌‌‍ ‍‌ ​ ​‍‌‌​ ‌‌‌​​‍‌‌ ‌‍‍ ‌‍‌‌‌ ‍‌​‍‌‌​ ​ ‌​‌​​‍‌‌​ ​ ‌​‌​​‍‌‌​ ​‍​ ​‍‌‍‌‌‌‍​‍​ ​‍​ ‍​‌‍​ ​ ‌‌‌‍​ ‌‍​ ‌‍‌‌‌‍​‍‌‍​‌​ ​‌​‍‌‌​ ​‍​ ​‍​‍‌‌​ ‌‌‌​‌​​‍ ‍‌‍ ​‌‍‍‌‌‍ ‍‌‍‍ ‌ ​ ​‍‌‌​ ‌‌‌​​‍‌‌ ‌‍‍ ‌‍‌‌‌ ‍‌​‍‌‌​ ​ ‌​‌​​‍‌‌​ ​ ‌​‌​​‍‌‌​ ​‍​ ​‍​ ‌​​ ‌ ‌‍‌‍‌‍‌‍​ ​​​ ‌‍​ ‌‌​ ‌​‌‍‌​‌‍‌​​ ​‌‌‍​‍​‍‌‌​ ​‍​ ​‍​‍‌‌​ ‌‌‌​‌​​‍ ‍‌‍ ‍‌‍​‌‌‍ ‌‌‍‌‌​ ‌‍​‍‌‍​‌‌ ​ ‌‍‌‌‌‌‌‌‌ ​‍‌‍ ​​ ‌‌‍‍​‌ ‌​‌ ‌​‌ ​​‌ ​ ​‍‌‌​ ​ ‌​​‌​‍‌‌​ ​‍‌​‌‍​‍‌‌​ ​‍‌​‌‍‌‍​ ‌‍‍​‌‍‌‌‌‍ ​‌ ​ ‌‍‌‌‌‍​‌‌ ​​‌‍‍‌‌‍‌‌‌ ​‍‌ ​ ​‍ ‍‌ ​ ‌‍​‌‌‍ ‍‌‍‍‌‌ ‌​‌ ‍‌​‍ ‍‌ ​ ‌ ‌​‌ ‌‌‌‍‌​‌‍‍‌‌‍ ​‍‌‍‌‍‍‌‌‍‌​​ ‌‌‍‌‍‌‍ ‌‍ ‌ ‌​‌‍‌‌‌ ​‍​‍‌‍‌ ‌​‌ ‍‌‌ ​​‌‍‌‌​ ‌‌‍‌‍‌‍ ‌‍ ‌ ‌​‌‍‌‌‌ ​‍​‍‌‍‌ ​​‌‍​‌‌ ‌​‌‍‍​​ ‌‌‍​ ‌‍ ‌‍ ​‌ ‌‌‌‍ ‌‌‍ ‍‌ ​ ​‍‌‌​ ‌‌‌​​‍‌‌ ‌‍‍ ‌‍‌‌‌ ‍‌​‍‌‌​ ​ ‌​‌​​‍‌‌​ ​ ‌​‌​​‍‌‌​ ​‍​ ​‍‌‍‌‌‌‍​‍​ ​‍​ ‍​‌‍​ ​ ‌‌‌‍​ ‌‍​ ‌‍‌‌‌‍​‍‌‍​‌​ ​‌​‍‌‌​ ​‍​ ​‍​‍‌‌​ ‌‌‌​‌​​‍ ‍‌‍ ​‌‍‍‌‌‍ ‍‌‍‍ ‌ ​ ​‍‌‌​ ‌‌‌​​‍‌‌ ‌‍‍ ‌‍‌‌‌ ‍‌​‍‌‌​ ​ ‌​‌​​‍‌‌​ ​ ‌​‌​​‍‌‌​ ​‍​ ​‍​ ‌​​ ‌ ‌‍‌‍‌‍‌‍​ ​​​ ‌‍​ ‌‌​ ‌​‌‍‌​‌‍‌​​ ​‌‌‍​‍​‍‌‌​ ​‍​ ​‍​‍‌‌​ ‌‌‌​‌​​‍ ‍‌‍ ‍‌‍​‌‌‍ ‌‌‍‌‌​‍‌‍‌ ​​‌‍‌‌‌ ​‍‌ ​ ‌ ​​‌‍‌‌‌‍​ ‌ ‌​‌‍‍‌‌ ‌‍‌‍‌‌​ ‌‌ ​​‌ ‌‌‌‍​‍‌‍ ​‌‍‍‌‌ ​ ‌‍‍​‌‍‌‌‌‍‌​​‍​‍‌ ‌
Swim​​​​‌ ‍ ​‍​‍‌‍ ‌ ​‍‌‍‍‌‌‍‌ ‌‍‍‌‌‍ ‍​‍​‍​ ‍‍​‍​‍‌ ​ ‌‍​‌‌‍ ‍‌‍‍‌‌ ‌​‌ ‍‌​‍ ‍‌‍‍‌‌‍ ​‍​‍​‍ ​​‍​‍‌‍‍​‌ ​‍‌‍‌‌‌‍‌‍​‍​‍​ ‍‍​‍​‍‌‍‍​‌ ‌​‌ ‌​‌ ​​‌ ​ ​ ‍‍​‍ ​‍ ‌‍​ ‌‍‍​‌‍‌‌‌‍ ​‌ ​ ‌‍‌‌‌‍​‌‌ ​​‌‍‍‌‌‍‌‌‌ ​‍‌ ​ ​‍ ‍‌ ​ ‌‍​‌‌‍ ‍‌‍‍‌‌ ‌​‌ ‍‌​‍ ‍‌ ​ ‌ ‌​‌ ‌‌‌‍‌​‌‍‍‌‌‍ ​‍ ‌‍‍‌‌‍ ‍‌ ‌​‌‍‌‌‌‍ ‍‌ ‌​​‍ ‌‍‌‌‌‍‌​‌‍‍‌‌ ‌​​‍ ‌‍ ‌‌‍ ‌‍‌​‌‍‌‌​ ‌‌ ​​‌ ​‍‌‍‌‌‌ ​ ‌‍‌‌‌‍ ‍‌ ‌​‌‍​‌‌ ‌​‌‍‍‌‌‍ ‌‍ ‍​ ‍ ‌‍‍‌‌‍‌​​ ‌‌‍‌‍‌‍ ‌‍ ‌ ‌​‌‍‌‌‌ ​‍​ ‍ ‌ ‌​‌ ‍‌‌ ​​‌‍‌‌​ ‌‌‍‌‍‌‍ ‌‍ ‌ ‌​‌‍‌‌‌ ​‍​ ‍ ‌ ​​‌‍​‌‌ ‌​‌‍‍​​ ‌‌‍​ ‌‍ ‌‍ ​‌ ‌‌‌‍ ‌‌‍ ‍‌ ​ ​‍‌‌​ ‌‌‌​​‍‌‌ ‌‍‍ ‌‍‌‌‌ ‍‌​‍‌‌​ ​ ‌​‌​​‍‌‌​ ​ ‌​‌​​‍‌‌​ ​‍​ ​‍‌‍‌‌‌‍​‍​ ​‍​ ‍​‌‍​ ​ ‌‌‌‍​ ‌‍​ ‌‍‌‌‌‍​‍‌‍​‌​ ​‌​‍‌‌​ ​‍​ ​‍​‍‌‌​ ‌‌‌​‌​​‍ ‍‌‍ ​‌‍‍‌‌‍ ‍‌‍‍ ‌ ​ ​‍‌‌​ ‌‌‌​​‍‌‌ ‌‍‍ ‌‍‌‌‌ ‍‌​‍‌‌​ ​ ‌​‌​​‍‌‌​ ​ ‌​‌​​‍‌‌​ ​‍​ ​‍‌‍‌‍‌‍‌‍​ ​​​ ‌‌​ ‌‌​ ‌​​ ​‍‌‍​ ​ ​‌​ ​ ‌‍​ ‌‍​‌‌‍​ ‌‍‌‌​ ‌‍​ ​‌​ ​ ‌‍​ ‌‍​‍​ ‌​​ ‍​‌‍‌​​ ‍​​ ‌‍​ ‌‌‌‍​‍​ ‌​​ ‌​​ ​‌​ ‍‌​ ‍‌‌‍​ ​‍‌‌​ ​‍​ ​‍​‍‌‌​ ‌‌‌​‌​​‍ ‍‌‍ ‍‌‍​‌‌‍ ‌‌‍‌‌​ ‌‍​‍‌‍​‌‌ ​ ‌‍‌‌‌‌‌‌‌ ​‍‌‍ ​​ ‌‌‍‍​‌ ‌​‌ ‌​‌ ​​‌ ​ ​‍‌‌​ ​ ‌​​‌​‍‌‌​ ​‍‌​‌‍​‍‌‌​ ​‍‌​‌‍‌‍​ ‌‍‍​‌‍‌‌‌‍ ​‌ ​ ‌‍‌‌‌‍​‌‌ ​​‌‍‍‌‌‍‌‌‌ ​‍‌ ​ ​‍ ‍‌ ​ ‌‍​‌‌‍ ‍‌‍‍‌‌ ‌​‌ ‍‌​‍ ‍‌ ​ ‌ ‌​‌ ‌‌‌‍‌​‌‍‍‌‌‍ ​‍‌‍‌‍‍‌‌‍‌​​ ‌‌‍‌‍‌‍ ‌‍ ‌ ‌​‌‍‌‌‌ ​‍​‍‌‍‌ ‌​‌ ‍‌‌ ​​‌‍‌‌​ ‌‌‍‌‍‌‍ ‌‍ ‌ ‌​‌‍‌‌‌ ​‍​‍‌‍‌ ​​‌‍​‌‌ ‌​‌‍‍​​ ‌‌‍​ ‌‍ ‌‍ ​‌ ‌‌‌‍ ‌‌‍ ‍‌ ​ ​‍‌‌​ ‌‌‌​​‍‌‌ ‌‍‍ ‌‍‌‌‌ ‍‌​‍‌‌​ ​ ‌​‌​​‍‌‌​ ​ ‌​‌​​‍‌‌​ ​‍​ ​‍‌‍‌‌‌‍​‍​ ​‍​ ‍​‌‍​ ​ ‌‌‌‍​ ‌‍​ ‌‍‌‌‌‍​‍‌‍​‌​ ​‌​‍‌‌​ ​‍​ ​‍​‍‌‌​ ‌‌‌​‌​​‍ ‍‌‍ ​‌‍‍‌‌‍ ‍‌‍‍ ‌ ​ ​‍‌‌​ ‌‌‌​​‍‌‌ ‌‍‍ ‌‍‌‌‌ ‍‌​‍‌‌​ ​ ‌​‌​​‍‌‌​ ​ ‌​‌​​‍‌‌​ ​‍​ ​‍‌‍‌‍‌‍‌‍​ ​​​ ‌‌​ ‌‌​ ‌​​ ​‍‌‍​ ​ ​‌​ ​ ‌‍​ ‌‍​‌‌‍​ ‌‍‌‌​ ‌‍​ ​‌​ ​ ‌‍​ ‌‍​‍​ ‌​​ ‍​‌‍‌​​ ‍​​ ‌‍​ ‌‌‌‍​‍​ ‌​​ ‌​​ ​‌​ ‍‌​ ‍‌‌‍​ ​‍‌‌​ ​‍​ ​‍​‍‌‌​ ‌‌‌​‌​​‍ ‍‌‍ ‍‌‍​‌‌‍ ‌‌‍‌‌​‍‌‍‌ ​​‌‍‌‌‌ ​‍‌ ​ ‌ ​​‌‍‌‌‌‍​ ‌ ‌​‌‍‍‌‌ ‌‍‌‍‌‌​ ‌‌ ​​‌ ‌‌‌‍​‍‌‍ ​‌‍‍‌‌ ​ ‌‍‍​‌‍‌‌‌‍‌​​‍​‍‌ ‌
Golf Club​​​​‌ ‍ ​‍​‍‌‍ ‌ ​‍‌‍‍‌‌‍‌ ‌‍‍‌‌‍ ‍​‍​‍​ ‍‍​‍​‍‌ ​ ‌‍​‌‌‍ ‍‌‍‍‌‌ ‌​‌ ‍‌​‍ ‍‌‍‍‌‌‍ ​‍​‍​‍ ​​‍​‍‌‍‍​‌ ​‍‌‍‌‌‌‍‌‍​‍​‍​ ‍‍​‍​‍‌‍‍​‌ ‌​‌ ‌​‌ ​​‌ ​ ​ ‍‍​‍ ​‍ ‌‍​ ‌‍‍​‌‍‌‌‌‍ ​‌ ​ ‌‍‌‌‌‍​‌‌ ​​‌‍‍‌‌‍‌‌‌ ​‍‌ ​ ​‍ ‍‌ ​ ‌‍​‌‌‍ ‍‌‍‍‌‌ ‌​‌ ‍‌​‍ ‍‌ ​ ‌ ‌​‌ ‌‌‌‍‌​‌‍‍‌‌‍ ​‍ ‌‍‍‌‌‍ ‍‌ ‌​‌‍‌‌‌‍ ‍‌ ‌​​‍ ‌‍‌‌‌‍‌​‌‍‍‌‌ ‌​​‍ ‌‍ ‌‌‍ ‌‍‌​‌‍‌‌​ ‌‌ ​​‌ ​‍‌‍‌‌‌ ​ ‌‍‌‌‌‍ ‍‌ ‌​‌‍​‌‌ ‌​‌‍‍‌‌‍ ‌‍ ‍​ ‍ ‌‍‍‌‌‍‌​​ ‌‌‍‌‍‌‍ ‌‍ ‌ ‌​‌‍‌‌‌ ​‍​ ‍ ‌ ‌​‌ ‍‌‌ ​​‌‍‌‌​ ‌‌‍‌‍‌‍ ‌‍ ‌ ‌​‌‍‌‌‌ ​‍​ ‍ ‌ ​​‌‍​‌‌ ‌​‌‍‍​​ ‌‌‍​ ‌‍ ‌‍ ​‌ ‌‌‌‍ ‌‌‍ ‍‌ ​ ​‍‌‌​ ‌‌‌​​‍‌‌ ‌‍‍ ‌‍‌‌‌ ‍‌​‍‌‌​ ​ ‌​‌​​‍‌‌​ ​ ‌​‌​​‍‌‌​ ​‍​ ​‍‌‍‌‌‌‍​‍​ ​‍​ ‍​‌‍​ ​ ‌‌‌‍​ ‌‍​ ‌‍‌‌‌‍​‍‌‍​‌​ ​‌​‍‌‌​ ​‍​ ​‍​‍‌‌​ ‌‌‌​‌​​‍ ‍‌‍ ​‌‍‍‌‌‍ ‍‌‍‍ ‌ ​ ​‍‌‌​ ‌‌‌​​‍‌‌ ‌‍‍ ‌‍‌‌‌ ‍‌​‍‌‌​ ​ ‌​‌​​‍‌‌​ ​ ‌​‌​​‍‌‌​ ​‍​ ​‍​ ‌​‌‍‌‌​ ‌‍‌‍‌​​ ​‍​ ‌‍​ ​‍‌‍‌‍‌‍​‌‌‍​ ‌‍​ ‌‍​ ​‍‌‌​ ​‍​ ​‍​‍‌‌​ ‌‌‌​‌​​‍ ‍‌‍ ‍‌‍​‌‌‍ ‌‌‍‌‌​ ‌‍​‍‌‍​‌‌ ​ ‌‍‌‌‌‌‌‌‌ ​‍‌‍ ​​ ‌‌‍‍​‌ ‌​‌ ‌​‌ ​​‌ ​ ​‍‌‌​ ​ ‌​​‌​‍‌‌​ ​‍‌​‌‍​‍‌‌​ ​‍‌​‌‍‌‍​ ‌‍‍​‌‍‌‌‌‍ ​‌ ​ ‌‍‌‌‌‍​‌‌ ​​‌‍‍‌‌‍‌‌‌ ​‍‌ ​ ​‍ ‍‌ ​ ‌‍​‌‌‍ ‍‌‍‍‌‌ ‌​‌ ‍‌​‍ ‍‌ ​ ‌ ‌​‌ ‌‌‌‍‌​‌‍‍‌‌‍ ​‍‌‍‌‍‍‌‌‍‌​​ ‌‌‍‌‍‌‍ ‌‍ ‌ ‌​‌‍‌‌‌ ​‍​‍‌‍‌ ‌​‌ ‍‌‌ ​​‌‍‌‌​ ‌‌‍‌‍‌‍ ‌‍ ‌ ‌​‌‍‌‌‌ ​‍​‍‌‍‌ ​​‌‍​‌‌ ‌​‌‍‍​​ ‌‌‍​ ‌‍ ‌‍ ​‌ ‌‌‌‍ ‌‌‍ ‍‌ ​ ​‍‌‌​ ‌‌‌​​‍‌‌ ‌‍‍ ‌‍‌‌‌ ‍‌​‍‌‌​ ​ ‌​‌​​‍‌‌​ ​ ‌​‌​​‍‌‌​ ​‍​ ​‍‌‍‌‌‌‍​‍​ ​‍​ ‍​‌‍​ ​ ‌‌‌‍​ ‌‍​ ‌‍‌‌‌‍​‍‌‍​‌​ ​‌​‍‌‌​ ​‍​ ​‍​‍‌‌​ ‌‌‌​‌​​‍ ‍‌‍ ​‌‍‍‌‌‍ ‍‌‍‍ ‌ ​ ​‍‌‌​ ‌‌‌​​‍‌‌ ‌‍‍ ‌‍‌‌‌ ‍‌​‍‌‌​ ​ ‌​‌​​‍‌‌​ ​ ‌​‌​​‍‌‌​ ​‍​ ​‍​ ‌​‌‍‌‌​ ‌‍‌‍‌​​ ​‍​ ‌‍​ ​‍‌‍‌‍‌‍​‌‌‍​ ‌‍​ ‌‍​ ​‍‌‌​ ​‍​ ​‍​‍‌‌​ ‌‌‌​‌​​‍ ‍‌‍ ‍‌‍​‌‌‍ ‌‌‍‌‌​‍‌‍‌ ​​‌‍‌‌‌ ​‍‌ ​ ‌ ​​‌‍‌‌‌‍​ ‌ ‌​‌‍‍‌‌ ‌‍‌‍‌‌​ ‌‌ ​​‌ ‌‌‌‍​‍‌‍ ​‌‍‍‌‌ ​ ‌‍‍​‌‍‌‌‌‍‌​​‍​‍‌ ‌